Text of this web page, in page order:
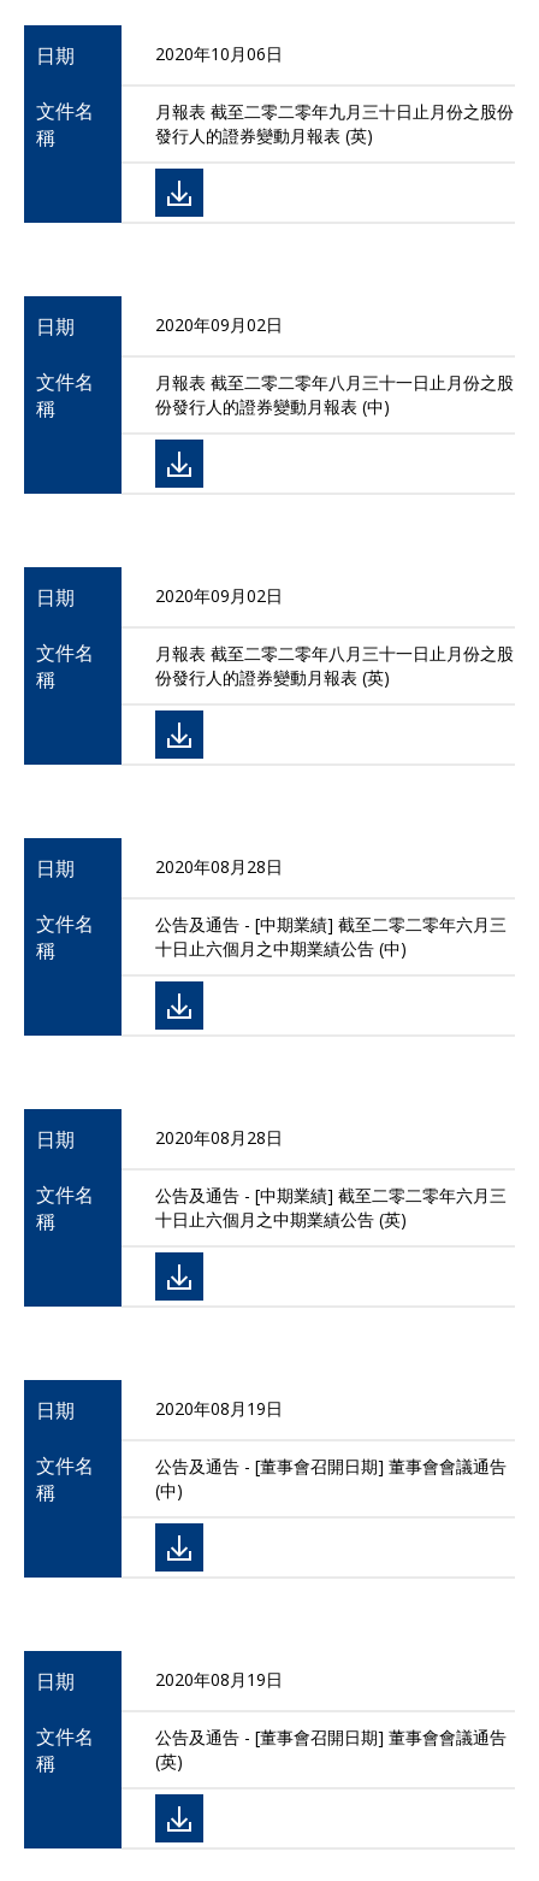
日期 2020年10月06日
文件名
稱
月報表 截至二零二零年九月三十日止月份之股份
發行人的證券變動月報表 (英)
日期 2020年09月02日
文件名
稱
月報表 截至二零二零年八月三十一日止月份之股
份發行人的證券變動月報表 (中)
日期 2020年09月02日
文件名
稱
月報表 截至二零二零年八月三十一日止月份之股
份發行人的證券變動月報表 (英)
日期 2020年08月28日
文件名
稱
公告及通告 - [中期業績] 截至二零二零年六月三
十日止六個月之中期業績公告 (中)
日期 2020年08月28日
文件名
稱
公告及通告 - [中期業績] 截至二零二零年六月三
十日止六個月之中期業績公告 (英)
日期 2020年08月19日
文件名
稱
公告及通告 - [董事會召開日期] 董事會會議通告
(中)
日期 2020年08月19日
文件名
稱
公告及通告 - [董事會召開日期] 董事會會議通告
(英)